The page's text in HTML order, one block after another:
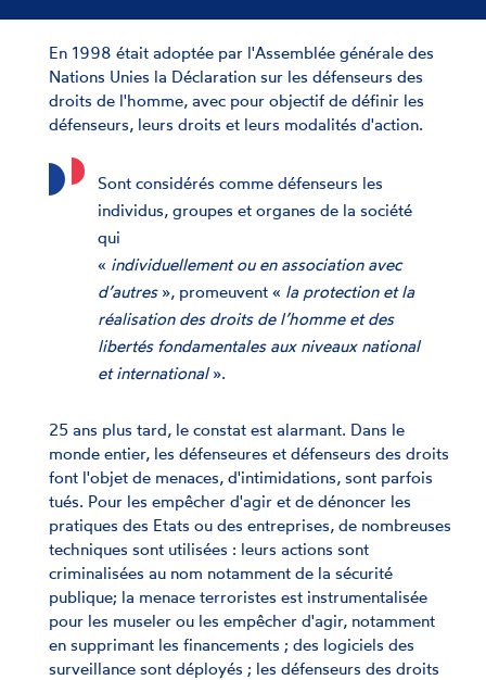
En 1998 était adoptée par l'Assemblée générale des
Nations Unies la Déclaration sur les défenseurs des
droits de l'homme, avec pour objectif de définir les
défenseurs, leurs droits et leurs modalités d'action.
Sont considérés comme défenseurs les
individus, groupes et organes de la société
qui
« individuellement ou en association avec
d’autres », promeuvent « la protection et la
réalisation des droits de l’homme et des
libertés fondamentales aux niveaux national
et international».
25 ans plus tard, le constat est alarmant. Dans le
monde entier, les défenseures et défenseurs des droits
font l'objet de menaces, d'intimidations, sont parfois
tués. Pour les empêcher d'agir et de dénoncer les
pratiques des Etats ou des entreprises, de nombreuses
techniques sont utilisées : leurs actions sont
criminalisées au nom notamment de la sécurité
publique; la menace terroristes est instrumentalisée
pour les museler ou les empêcher d'agir, notamment
en supprimant les financements ; des logiciels des
surveillance sont déployés ; les défenseurs des droits